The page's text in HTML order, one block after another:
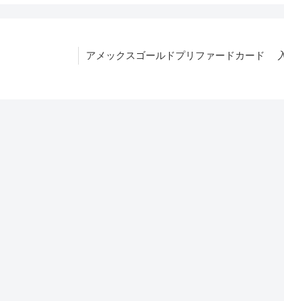
アメックスゴールドプリファードカード